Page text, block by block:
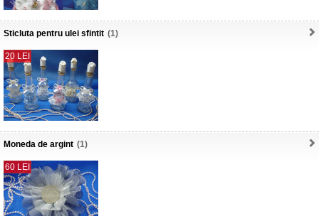
Sticluta pentru ulei sfintit (1)
20 LEI
Moneda de argint (1)
60 LEI